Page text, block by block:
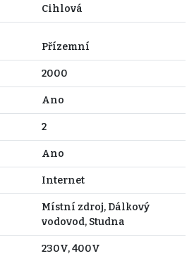
Cihlová
Přízemní
2000
Ano
2
Ano
Internet
Místní zdroj, Dálkový
vodovod, Studna
230V, 400V